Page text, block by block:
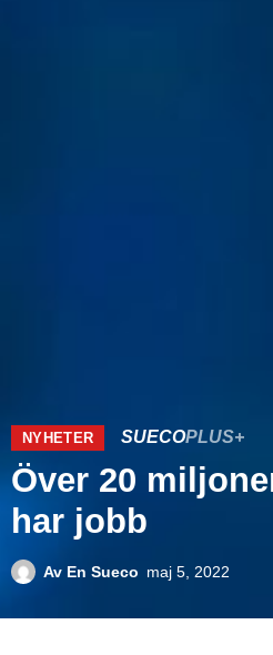
NYHETER SUECOPLUS+
Över 20
har jobb
Av En Sueco maj 5, 2022